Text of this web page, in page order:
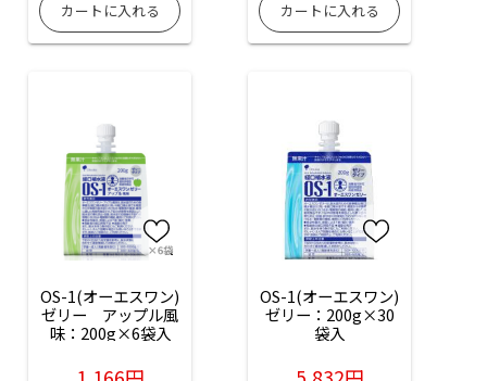
OS-1(オーエスワン)
ゼリー　アップル風
味：200g×6袋入
OS-1(オーエスワン)
ゼリー：200g×30
袋入